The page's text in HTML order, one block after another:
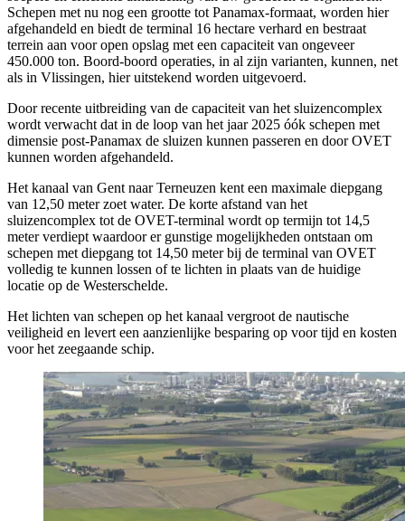
Schepen met nu nog een grootte tot Panamax-formaat, worden hier
afgehandeld en biedt de terminal 16 hectare verhard en bestraat
terrein aan voor open opslag met een capaciteit van ongeveer
450.000 ton. Boord-boord operaties, in al zijn varianten, kunnen, net
als in Vlissingen, hier uitstekend worden uitgevoerd.
Door recente uitbreiding van de capaciteit van het sluizencomplex
wordt verwacht dat in de loop van het jaar 2025 óók schepen met
dimensie post-Panamax de sluizen kunnen passeren en door OVET
kunnen worden afgehandeld.
Het kanaal van Gent naar Terneuzen kent een maximale diepgang
van 12,50 meter zoet water. De korte afstand van het
sluizencomplex tot de OVET-terminal wordt op termijn tot 14,5
meter verdiept waardoor er gunstige mogelijkheden ontstaan om
schepen met diepgang tot 14,50 meter bij de terminal van OVET
volledig te kunnen lossen of te lichten in plaats van de huidige
locatie op de Westerschelde.
Het lichten van schepen op het kanaal vergroot de nautische
veiligheid en levert een aanzienlijke besparing op voor tijd en kosten
voor het zeegaande schip.